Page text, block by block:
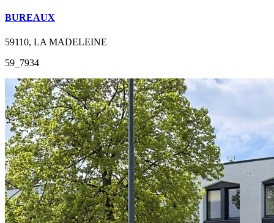
BUREAUX
59110, LA MADELEINE
59_7934